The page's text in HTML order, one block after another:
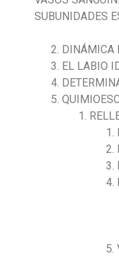
SUBUNIDADES
DINÁMICA
EL LABIO